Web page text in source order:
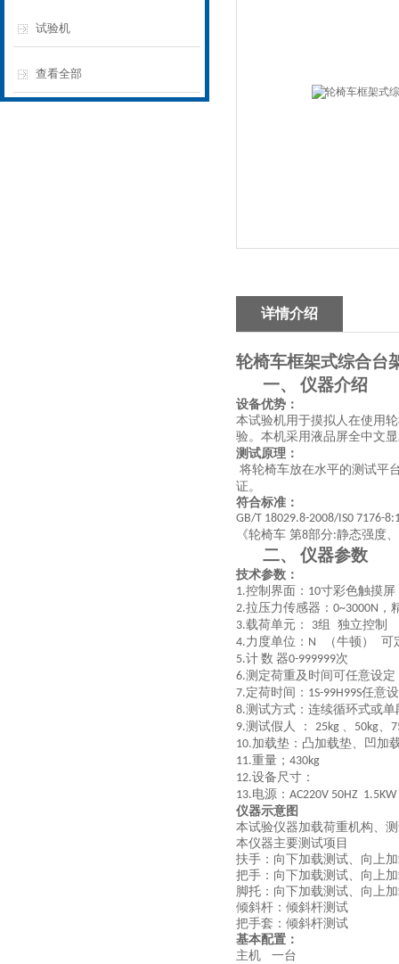
试验机
查看全部
详情介绍
轮椅车框架式综合台
一、 仪器介绍
设备优势：
本试验机用于摸拟人在使用
验。本机采用液品屏全中文
测试原理：
将轮椅车放在水平的测试平
证。
符合标准：
GB/T 18029.8-2008/IS0 7176-
《轮椅车 第8部分:静态强度
二、 仪器参数
技术参数：
1.控制界面： 10寸彩色触摸屏
2.拉压力传感器： 0~3000N ，
3.载荷单元： 3组 独立控制
4.力度单位： N
（牛顿） 可
5.计 数 器0-999999次
6.测定荷重及时间可任意设定
7.定荷时间： 1S-99H99S任意
8.测试方式：连续循环式或单
9.测试假人 ： 25kg 、 50kg、
10.加载垫：凸加载垫、凹加
11.重量； 430kg
12.设备尺寸：
13.电源： AC220V 50HZ 1.5KW
仪器示意图
本试验仪器加载荷重机构、
本仪器主要测试项目
扶手：向下加载测试、向上
把手：向下加载测试、向上
脚托：向下加载测试、向上
倾斜杆：倾斜杆测试
把手套：倾斜杆测试
基本配置：
主机 一台